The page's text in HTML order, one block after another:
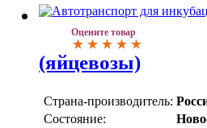
Оцените товар
(яйцевозы)
Страна-производитель:
Состояние: